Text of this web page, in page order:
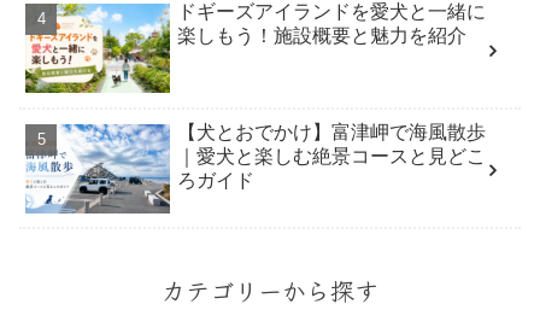
ドギーズアイランドを愛犬と一緒に
楽しもう！施設概要と魅力を紹介
【犬とおでかけ】富津岬で海風散歩
｜愛犬と楽しむ絶景コースと見どこ
ろガイド
カテゴリーから探す